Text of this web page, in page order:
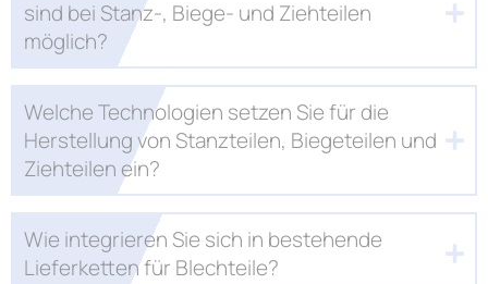
sind bei Stanz-, Biege- und Ziehteilen
möglich?
Welche Technologien setzen Sie für die
Herstellung von Stanzteilen, Biegeteilen und
Ziehteilen ein?
Wie integrieren Sie sich in bestehende
Lieferketten für Blechteile?